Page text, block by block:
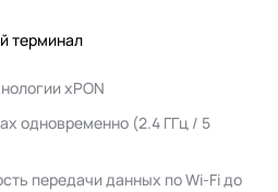
терминал
xPON
одновременно (2.4 ГГц / 5
передачи данных по Wi-Fi до